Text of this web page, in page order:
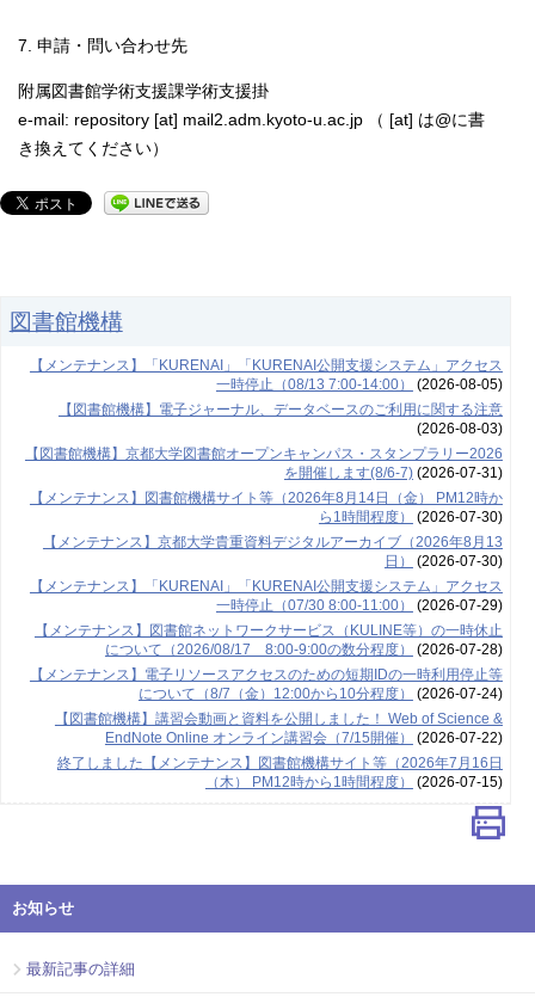
7. 申請・問い合わせ先
附属図書館学術支援課学術支援掛
e-mail: repository [at] mail2.adm.kyoto-u.ac.jp （ [at] は@に書
き換えてください）
図書館機構
【メンテナンス】「KURENAI」「KURENAI公開支援システム」アクセス
一時停止（08/13 7:00-14:00）
(2026-08-05)
【図書館機構】電子ジャーナル、データベースのご利用に関する注意
(2026-08-03)
【図書館機構】京都大学図書館オープンキャンパス・スタンプラリー2026
を開催します(8/6-7)(2026-07-31)
【メンテナンス】図書館機構サイト等（2026年8月14日（金） PM12時か
ら1時間程度）
(2026-07-30)
【メンテナンス】京都大学貴重資料デジタルアーカイブ（2026年8月13
日）
(2026-07-30)
【メンテナンス】「KURENAI」「KURENAI公開支援システム」アクセス
一時停止（07/30 8:00-11:00）
(2026-07-29)
【メンテナンス】図書館ネットワークサービス（KULINE等）の一時休止
について（2026/08/17 8:00-9:00の数分程度）
(2026-07-28)
【メンテナンス】電子リソースアクセスのための短期IDの一時利用停止等
について（8/7（金）12:00から10分程度）
(2026-07-24)
【図書館機構】講習会動画と資料を公開しました！ Web of Science &
EndNote Online オンライン講習会（7/15開催）
(2026-07-22)
終了しました【メンテナンス】図書館機構サイト等（2026年7月16日
（木） PM12時から1時間程度）
(2026-07-15)
お知らせ
最新記事の詳細